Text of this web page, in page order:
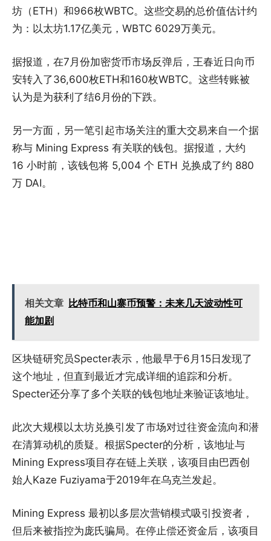
坊（ETH）和966枚WBTC。这些交易的总价值估计约
为：以太坊1.17亿美元，WBTC 6029万美元。
据报道，在7月份加密货币市场反弹后，王春近日向币
安转入了36,600枚ETH和160枚WBTC。这些转账被
认为是为获利了结6月份的下跌。
另一方面，另一笔引起市场关注的重大交易来自一个据
称与 Mining Express 有关联的钱包。据报道，大约
16 小时前，该钱包将 5,004 个 ETH 兑换成了约 880
万 DAI。
相关文章 比特币和山寨币预警：未来几天波动性可
能加剧
区块链研究员Specter表示，他最早于6月15日发现了
这个地址，但直到最近才完成详细的追踪和分析。
Specter还分享了多个关联的钱包地址来验证该地址。
此次大规模以太坊兑换引发了市场对过往资金流向和潜
在清算动机的质疑。根据Specter的分析，该地址与
Mining Express项目存在链上关联，该项目由巴西创
始人Kaze Fuziyama于2019年在乌克兰发起。
Mining Express 最初以多层次营销模式吸引投资者，
但后来被指控为庞氏骗局。在停止偿还资金后，该项目